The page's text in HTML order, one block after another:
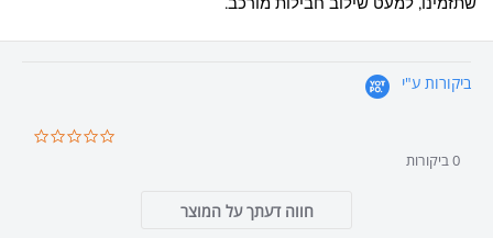
ביקורות ע"י
0 ביקורות
חווה דעתך על המוצר